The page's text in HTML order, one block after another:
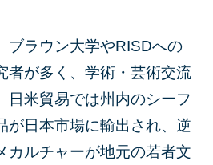
ブラウン大学やRISDへの
者が多く、学術・芸術交流
日米貿易では州内のシーフ
が日本市場に輸出され、逆
カルチャーが地元の若者文